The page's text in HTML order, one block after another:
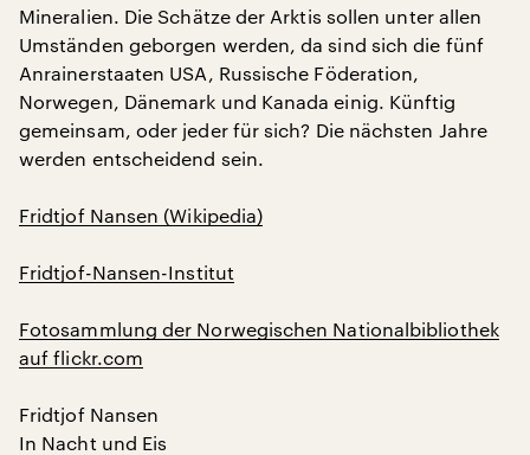
Mineralien. Die Schätze der Arktis sollen unter allen
Umständen geborgen werden, da sind sich die fünf
Anrainerstaaten USA, Russische Föderation,
Norwegen, Dänemark und Kanada einig. Künftig
gemeinsam, oder jeder für sich? Die nächsten Jahre
werden entscheidend sein.
Fridtjof Nansen (Wikipedia)
Fridtjof-Nansen-Institut
Fotosammlung der Norwegischen Nationalbibliothek
auf flickr.com
Fridtjof Nansen
In Nacht und Eis